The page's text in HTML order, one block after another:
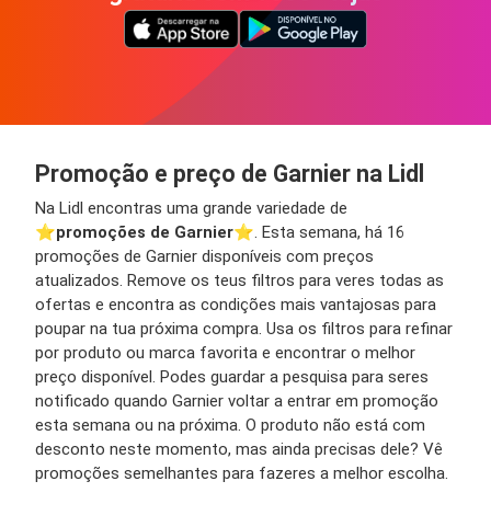
Promoção e preço de Garnier na Lidl
Na Lidl encontras uma grande variedade de
⭐️promoções de Garnier⭐️. Esta semana, há 16
promoções de Garnier disponíveis com preços
atualizados. Remove os teus filtros para veres todas as
ofertas e encontra as condições mais vantajosas para
poupar na tua próxima compra. Usa os filtros para refinar
por produto ou marca favorita e encontrar o melhor
preço disponível. Podes guardar a pesquisa para seres
notificado quando Garnier voltar a entrar em promoção
esta semana ou na próxima. O produto não está com
desconto neste momento, mas ainda precisas dele? Vê
promoções semelhantes para fazeres a melhor escolha.